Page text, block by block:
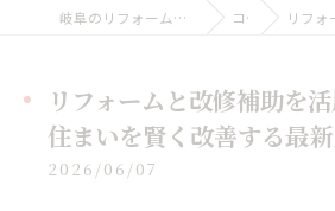
岐阜のリフォームなら株式会社H&Kホーミーズ コラム リフォームと改
リフォームと改修補助を
住まいを賢く改善する最
2026/06/07